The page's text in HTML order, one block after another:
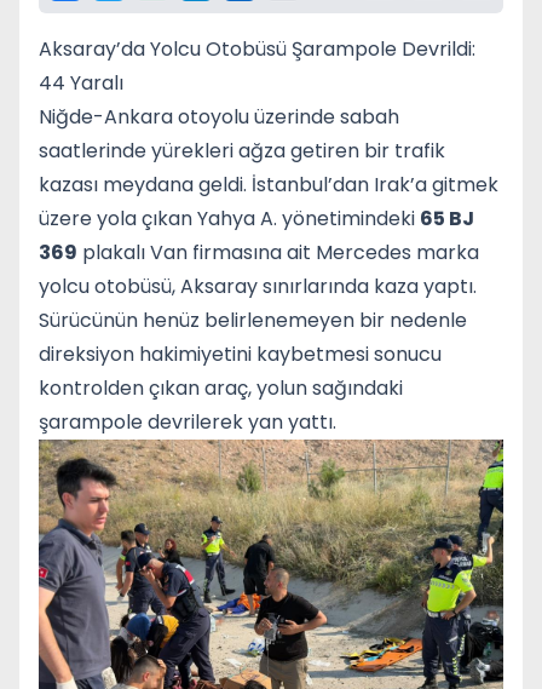
Aksaray’da Yolcu Otobüsü Şarampole Devrildi:
44 Yaralı
Niğde-Ankara otoyolu üzerinde sabah
saatlerinde yürekleri ağza getiren bir trafik
kazası meydana geldi. İstanbul’dan Irak’a gitmek
üzere yola çıkan Yahya A. yönetimindeki 65 BJ
369 plakalı Van firmasına ait Mercedes marka
yolcu otobüsü, Aksaray sınırlarında kaza yaptı.
Sürücünün henüz belirlenemeyen bir nedenle
direksiyon hakimiyetini kaybetmesi sonucu
kontrolden çıkan araç, yolun sağındaki
şarampole devrilerek yan yattı.